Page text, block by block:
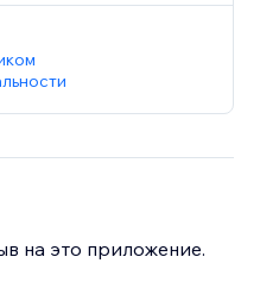
на это приложение.